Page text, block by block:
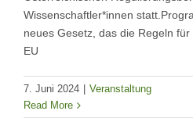
Wissenschaftler*innen
neues Gesetz, das die Regeln
EU
7. Juni 2024
Veranstaltung
Read More